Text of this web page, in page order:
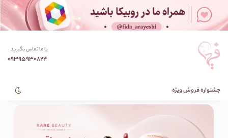
با ما تماس بگیرید
09395930824
جشنواره فروش ویژه